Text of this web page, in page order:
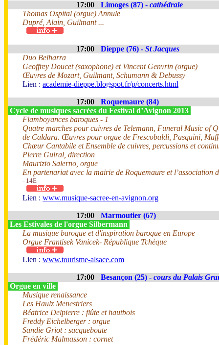
17:00 Limoges (87) - cathédrale
Thomas Ospital (orgue) Annule
Dupré, Alain, Guilmant ...
17:00 Dieppe (76) - St Jacques
Duo Belharra
Geoffrey Doucet (saxophone) et Vincent Genvrin (orgue)
Œuvres de Mozart, Guilmant, Schumann & Debussy
Lien : academie-dieppe.blogspot.fr/p/concerts.html
17:00
Roquemaure (84)
Cycle de musiques sacrées du Festival d’Avignon 2013
Flamboyances baroques - 1
Quatre marches pour cuivres de Telemann, Funeral Music of
de Caldara. Œuvres pour orgue de Frescobaldi, Pasquini,
Chœur Cantabile et Ensemble de cuivres, percussions et
Pierre Guiral, direction
Maurizio Salerno, orgue
En partenariat avec la mairie de Roquemaure et l’association
- 14E
Lien : www.musique-sacree-en-avignon.org
17:00
Marmoutier (67)
Les Estivales de l'orgue Silbermann
La musique baroque et d'inspiration baroque en Europe
Orgue Frantisek Vanicek- République Tchèque
Lien : www.tourisme-alsace.com
17:00 Besançon (25) - cours du Palais
Orgue en ville
Musique renaissance
Les Haulz Menestriers
Béatrice Delpierre : flûte et hautbois
Freddy Eichelberger : orgue
Sandie Griot : sacqueboute
Frédéric Malmasson : cornet